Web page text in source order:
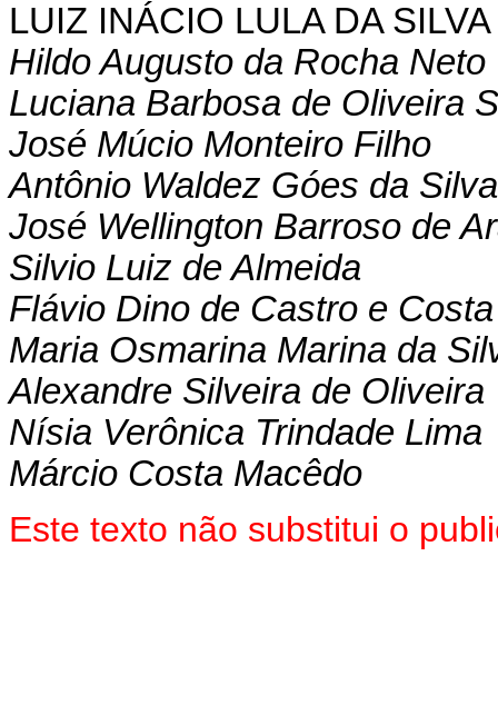
LUIZ INÁCIO LULA DA SILVA
Hildo Augusto da Rocha Neto
Luciana Barbosa de Oliveira
José Múcio Monteiro Filho
Antônio Waldez Góes da Silva
José Wellington Barroso de
Silvio Luiz de Almeida
Flávio Dino de Castro e Costa
Maria Osmarina Marina da
Alexandre Silveira de Oliveira
Nísia Verônica Trindade Lima
Márcio Costa Macêdo
Este texto não substitui o